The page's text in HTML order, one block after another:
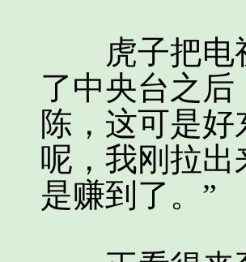
虎子把电视
了中央台之
陈，这可是
呢，我刚拉
是赚到了。”